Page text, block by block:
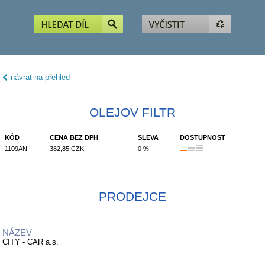
návrat na přehled
OLEJOV FILTR
KÓD CENA BEZ DPH SLEVA
DOSTUPNOST
1109AN
382,85 CZK 0 %
PRODEJCE
NÁZEV
CITY - CAR a.s.